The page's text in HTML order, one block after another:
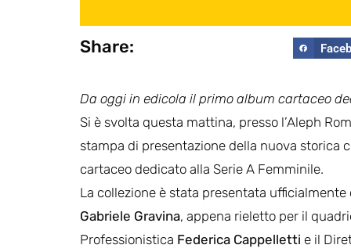
Share:
Da oggi in edicola il primo album cartaceo
Si è svolta questa mattina, presso l’Aleph
stampa di presentazione della nuova storica
cartaceo dedicato alla Serie A Femminile.
La collezione è stata presentata
Gabriele Gravina, appena rieletto per il
Professionistica Federica Cappelletti e il